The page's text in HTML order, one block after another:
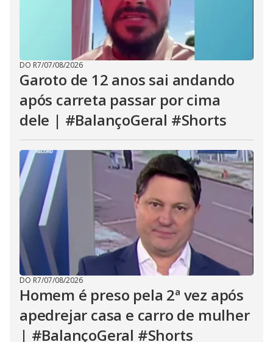
DO R7/07/08/2026
Garoto de 12 anos sai andando
após carreta passar por cima
dele | #BalançoGeral #Shorts
DO R7/07/08/2026
Homem é preso pela 2ª vez após
apedrejar casa e carro de mulher
| #BalançoGeral #Shorts